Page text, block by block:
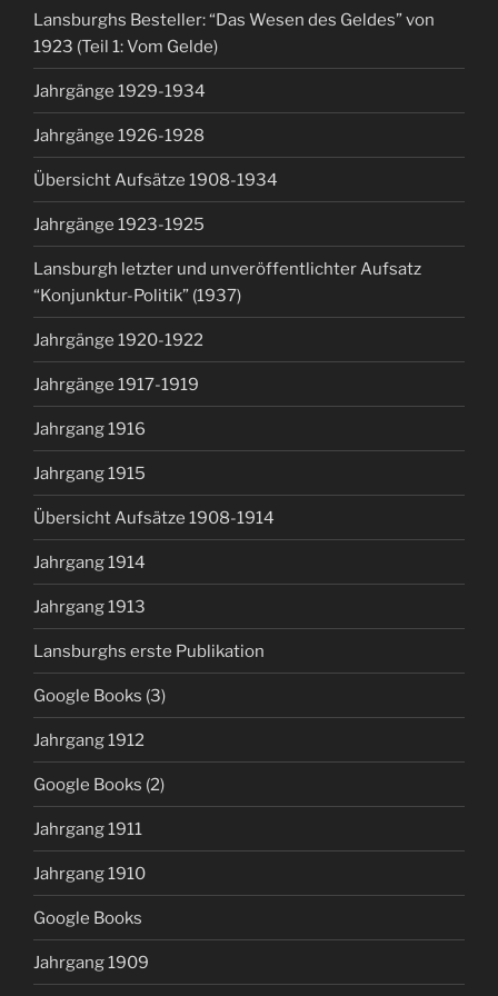
Lansburghs Besteller: “Das Wesen des Geldes” von
1923 (Teil 1: Vom Gelde)
Jahrgänge 1929-1934
Jahrgänge 1926-1928
Übersicht Aufsätze 1908-1934
Jahrgänge 1923-1925
Lansburgh letzter und unveröffentlichter Aufsatz
“Konjunktur-Politik” (1937)
Jahrgänge 1920-1922
Jahrgänge 1917-1919
Jahrgang 1916
Jahrgang 1915
Übersicht Aufsätze 1908-1914
Jahrgang 1914
Jahrgang 1913
Lansburghs erste Publikation
Google Books (3)
Jahrgang 1912
Google Books (2)
Jahrgang 1911
Jahrgang 1910
Google Books
Jahrgang 1909